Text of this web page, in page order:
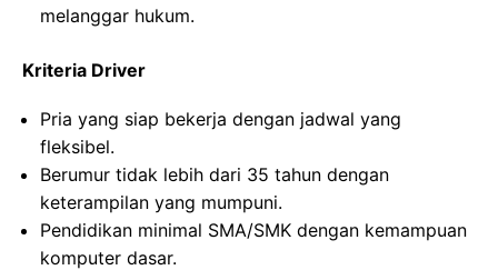
melanggar hukum.
Kriteria Driver
Pria yang siap bekerja dengan jadwal yang
fleksibel.
Berumur tidak lebih dari 35 tahun dengan
keterampilan yang mumpuni.
Pendidikan minimal SMA/SMK dengan kemampuan
komputer dasar.